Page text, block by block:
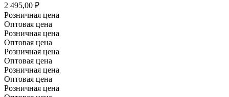
2 495,00 ₽
Розничная цена
Оптовая цена
Розничная цена
Оптовая цена
Розничная цена
Оптовая цена
Розничная цена
Оптовая цена
Розничная цена